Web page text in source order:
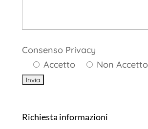
Consenso Privacy
Accetto
Non Accetto
Richiesta informazioni